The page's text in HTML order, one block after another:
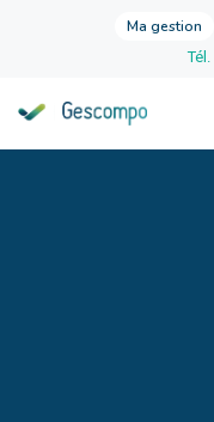
Ma gestion
Tél.